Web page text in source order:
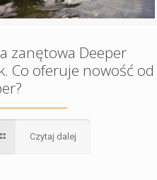
zanętowa Deeper
Co oferuje nowość od
Czytaj dalej